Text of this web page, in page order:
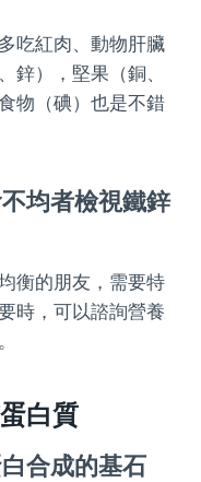
吃紅肉、動物肝臟
鋅），堅果（銅、
物（碘）也是不錯
均者檢視鐵鋅
衡的朋友，需要特
時，可以諮詢營養
白質
合成的基石